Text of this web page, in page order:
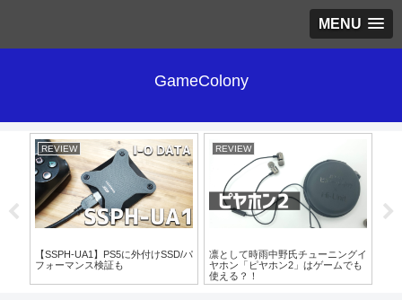
MENU
GameColony
REVIEW
【SSPH-UA1】PS5に外付けSSD/パ
フォーマンス検証も
REVIEW
凛として時雨中野氏チューニングイ
ヤホン「ピヤホン2」はゲームでも
使える？！